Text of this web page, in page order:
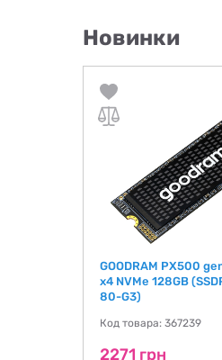
Новинки
GOODRAM PX500
x4 NVMe 128GB
80-G3)
Код товара: 367239
2271 грн